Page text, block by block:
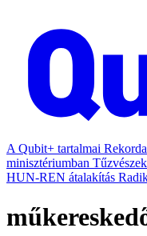
A Qubit+ tartalmai
minisztériumban
HUN-REN átalakítás